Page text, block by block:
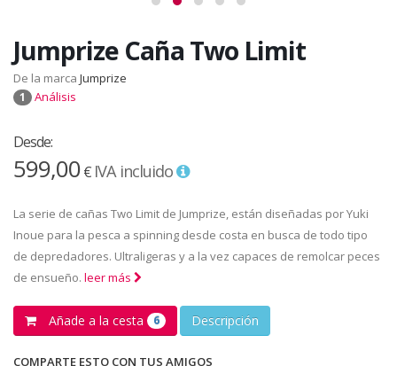
Jumprize Caña Two Limit
De la marca Jumprize
1 Análisis
Desde:
599,00€ IVA incluido
La serie de cañas Two Limit de Jumprize, están diseñadas por Yuki
Inoue para la pesca a spinning desde costa en busca de todo tipo
de depredadores. Ultraligeras y a la vez capaces de remolcar peces
de ensueño. leer más
Añade a la cesta 6 Descripción
COMPARTE ESTO CON TUS AMIGOS